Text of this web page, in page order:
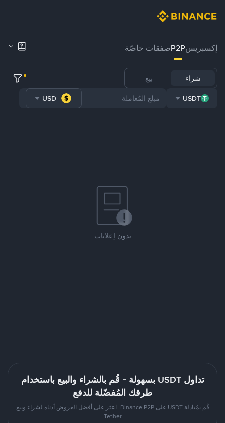
إكسبريسP2Pصفقات خاصّة
شراء بيع
USDT
USD
بدون إعلانات
تداول USDT بسهولة - قُم بالشراء والبيع باستخدام
طرقك المُفضّلة للدفع
قُم بمُبادلة USDT على Binance P2P. اعثر على أفضل العروض أدناه لشراء وبيع
Tether